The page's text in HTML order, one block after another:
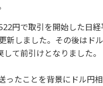
円で取引を開始した日
新しました。その後はド
て前引けとなりました。
ったことを背景にドル円